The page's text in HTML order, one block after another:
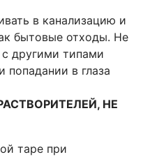
в канализацию и
бытовые отходы. Не
другими типами
попадании в глаза
НЕ
таре при